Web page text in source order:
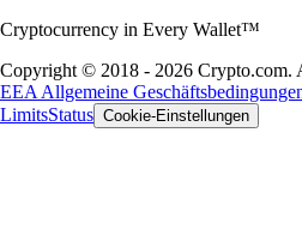
Cryptocurrency in Every Wallet™
Copyright © 2018 - 2026 Crypto.com.
EEA Allgemeine
LimitsStatus Cookie-Einstellungen